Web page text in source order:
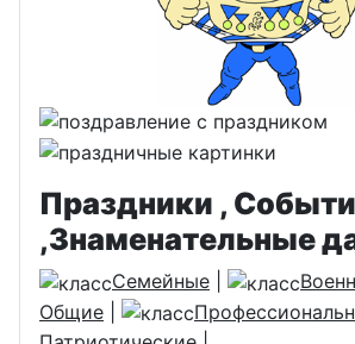
Праздники ,
,Знаменательные
Семейные
Общие